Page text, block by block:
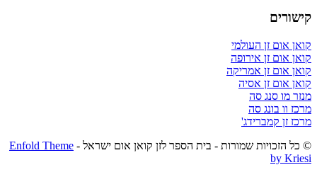
קישורים
קואן אום זן העולמי
קואן אום זן אירופה
קואן אום זן אמריקה
קואן אום זן אסיה
מנזר מו סנג סה
מרכז וו בונג סה
מרכז זן קמברידג'
© כל הזכויות שמורות - בית הספר לזן קואן אום ישראל - Enfold Theme
by Kriesi